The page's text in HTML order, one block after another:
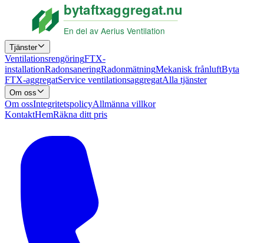
Tjänster
VentilationsrengöringFTX-
installationRadonsaneringRadonmätningMekanisk frånluftByta
FTX-aggregatService ventilationsaggregatAlla tjänster
Om oss
Om ossIntegritetspolicyAllmänna villkor
KontaktHemRäkna ditt pris